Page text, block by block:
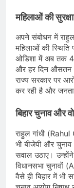
महिलाओं की
अपने संबोधन में
महिलाओं की स्थिति
ओडिशा में अब तक
और हर दिन औसतन
राज्य सरकार पर
कर रही है और
बिहार चुनाव और
राहुल गांधी
भी बीजेपी और
सवाल उठाए।
विधानसभा चुनावों
वैसे ही बिहार में भी